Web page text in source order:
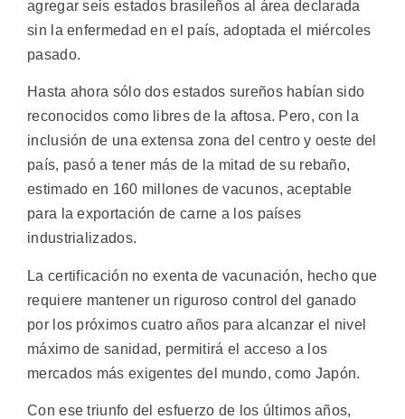
agregar seis estados brasileños al área declarada
sin la enfermedad en el país, adoptada el miércoles
pasado.
Hasta ahora sólo dos estados sureños habían sido
reconocidos como libres de la aftosa. Pero, con la
inclusión de una extensa zona del centro y oeste del
país, pasó a tener más de la mitad de su rebaño,
estimado en 160 millones de vacunos, aceptable
para la exportación de carne a los países
industrializados.
La certificación no exenta de vacunación, hecho que
requiere mantener un riguroso control del ganado
por los próximos cuatro años para alcanzar el nivel
máximo de sanidad, permitirá el acceso a los
mercados más exigentes del mundo, como Japón.
Con ese triunfo del esfuerzo de los últimos años,